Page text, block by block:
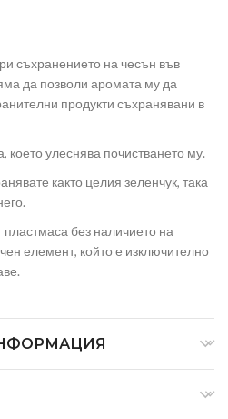
съхранението на чесън във
да позволи аромата му да
продукти съхранявани в
което улеснява почистването му.
както целия зеленчук, така
пластмаса без наличието на
елемент, който е изключително